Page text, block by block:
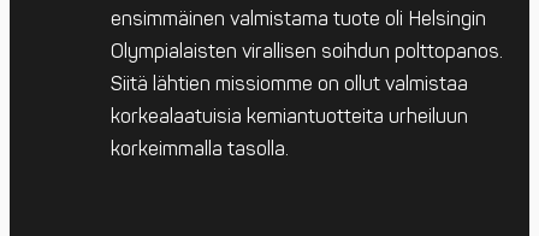
ensimmäinen valmistama tuote oli Helsingin
Olympialaisten virallisen soihdun polttopanos.
Siitä lähtien missiomme on ollut valmistaa
korkealaatuisia kemiantuotteita urheiluun
korkeimmalla tasolla.